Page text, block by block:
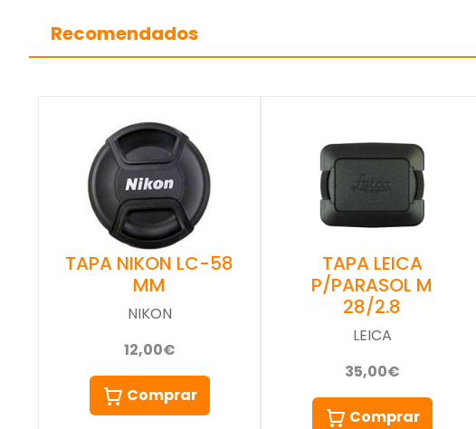
Recomendados
TAPA NIKON LC-58
MM
NIKON
12,00€
Comprar
TAPA LEICA
P/PARASOL M
28/2.8
LEICA
35,00€
Comprar